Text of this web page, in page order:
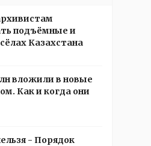
подъёмные и
Казахстана
вложили в новые
Как и когда они
- Порядок